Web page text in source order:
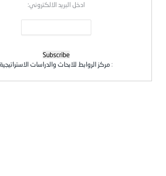
ادخل البريد الالكتروني:
:مركز الروابط للابحاث والدراسات الاستراتيجية